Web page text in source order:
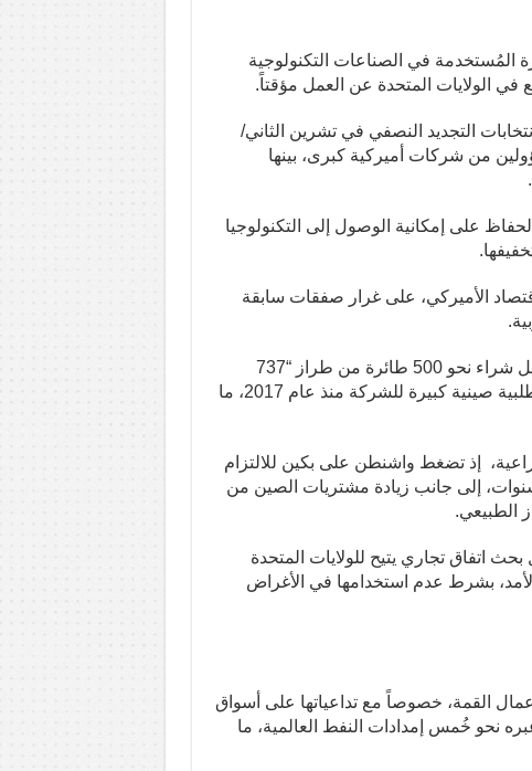
المُستخدمة في الصناعات التكنولوجية
في الولايات المتحدة عن العمل مؤقتاً.
التجديد النصفي في تشرين الثاني/
من شركات أميركية كبرى، بينها
على إمكانية الوصول إلى التكنولوجيا
الأميركي، على غرار صفقات سابقة
وفي الإطار، تبحث بكين مع شركة “بوينغ” صفقة تشمل شراء نحو 500 طائرة من طراز “737
ماكس”، إضافة إلى طائرات عريضة البدن، في أول طلبية صينية كبيرة للشركة منذ عام 2017، ما
إذ تضغط واشنطن على بكين للالتزام
25 مليون طن من فول الصويا سنوياً لمدة 3 سنوات، إلى جانب زيادة مشتريات الصين من
الطبيعي.
اتفاق تجاري يتيح للولايات المتحدة
بشرط عدم استخدامها في الأغراض
القمة، خصوصاً مع تداعياتها على أسواق
نحو خُمس إمدادات النفط العالمية، ما